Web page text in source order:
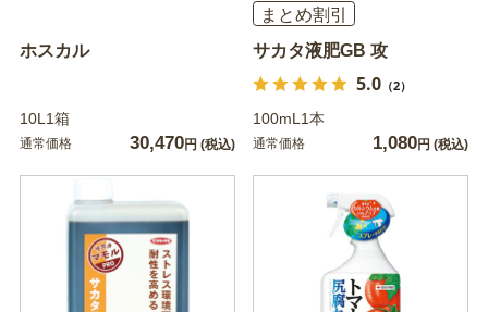
ホスカル
10L1箱
通常価格 30,470円 (税込)
まとめ割引
サカタ液肥GB 攻
5.0（2）
100mL1本
通常価格 1,080円 (税込)